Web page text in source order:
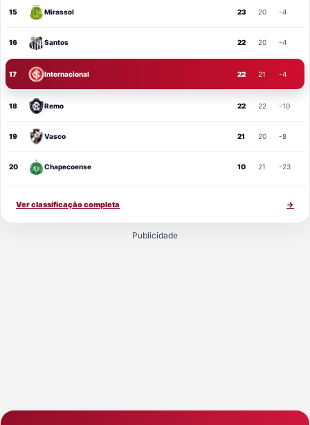
15 Mirassol 23 20 -4
16 Santos 22 20 -4
17 Internacional 22 21 -4
18 Remo 22 22 -10
19 Vasco 21 20 -8
20 Chapecoense 10 21 -23
Ver classificação completa →
Publicidade